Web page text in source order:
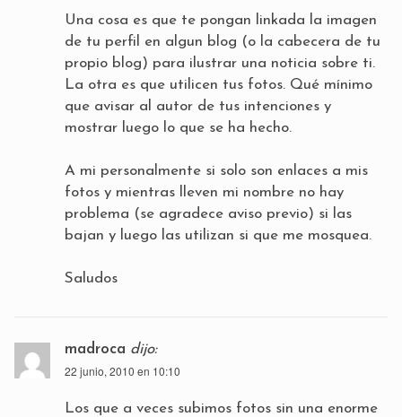
Una cosa es que te pongan linkada la imagen
de tu perfil en algun blog (o la cabecera de tu
propio blog) para ilustrar una noticia sobre ti.
La otra es que utilicen tus fotos. Qué mínimo
que avisar al autor de tus intenciones y
mostrar luego lo que se ha hecho.
A mi personalmente si solo son enlaces a mis
fotos y mientras lleven mi nombre no hay
problema (se agradece aviso previo) si las
bajan y luego las utilizan si que me mosquea.
Saludos
madroca dijo:
22 junio, 2010 en 10:10
Los que a veces subimos fotos sin una enorme